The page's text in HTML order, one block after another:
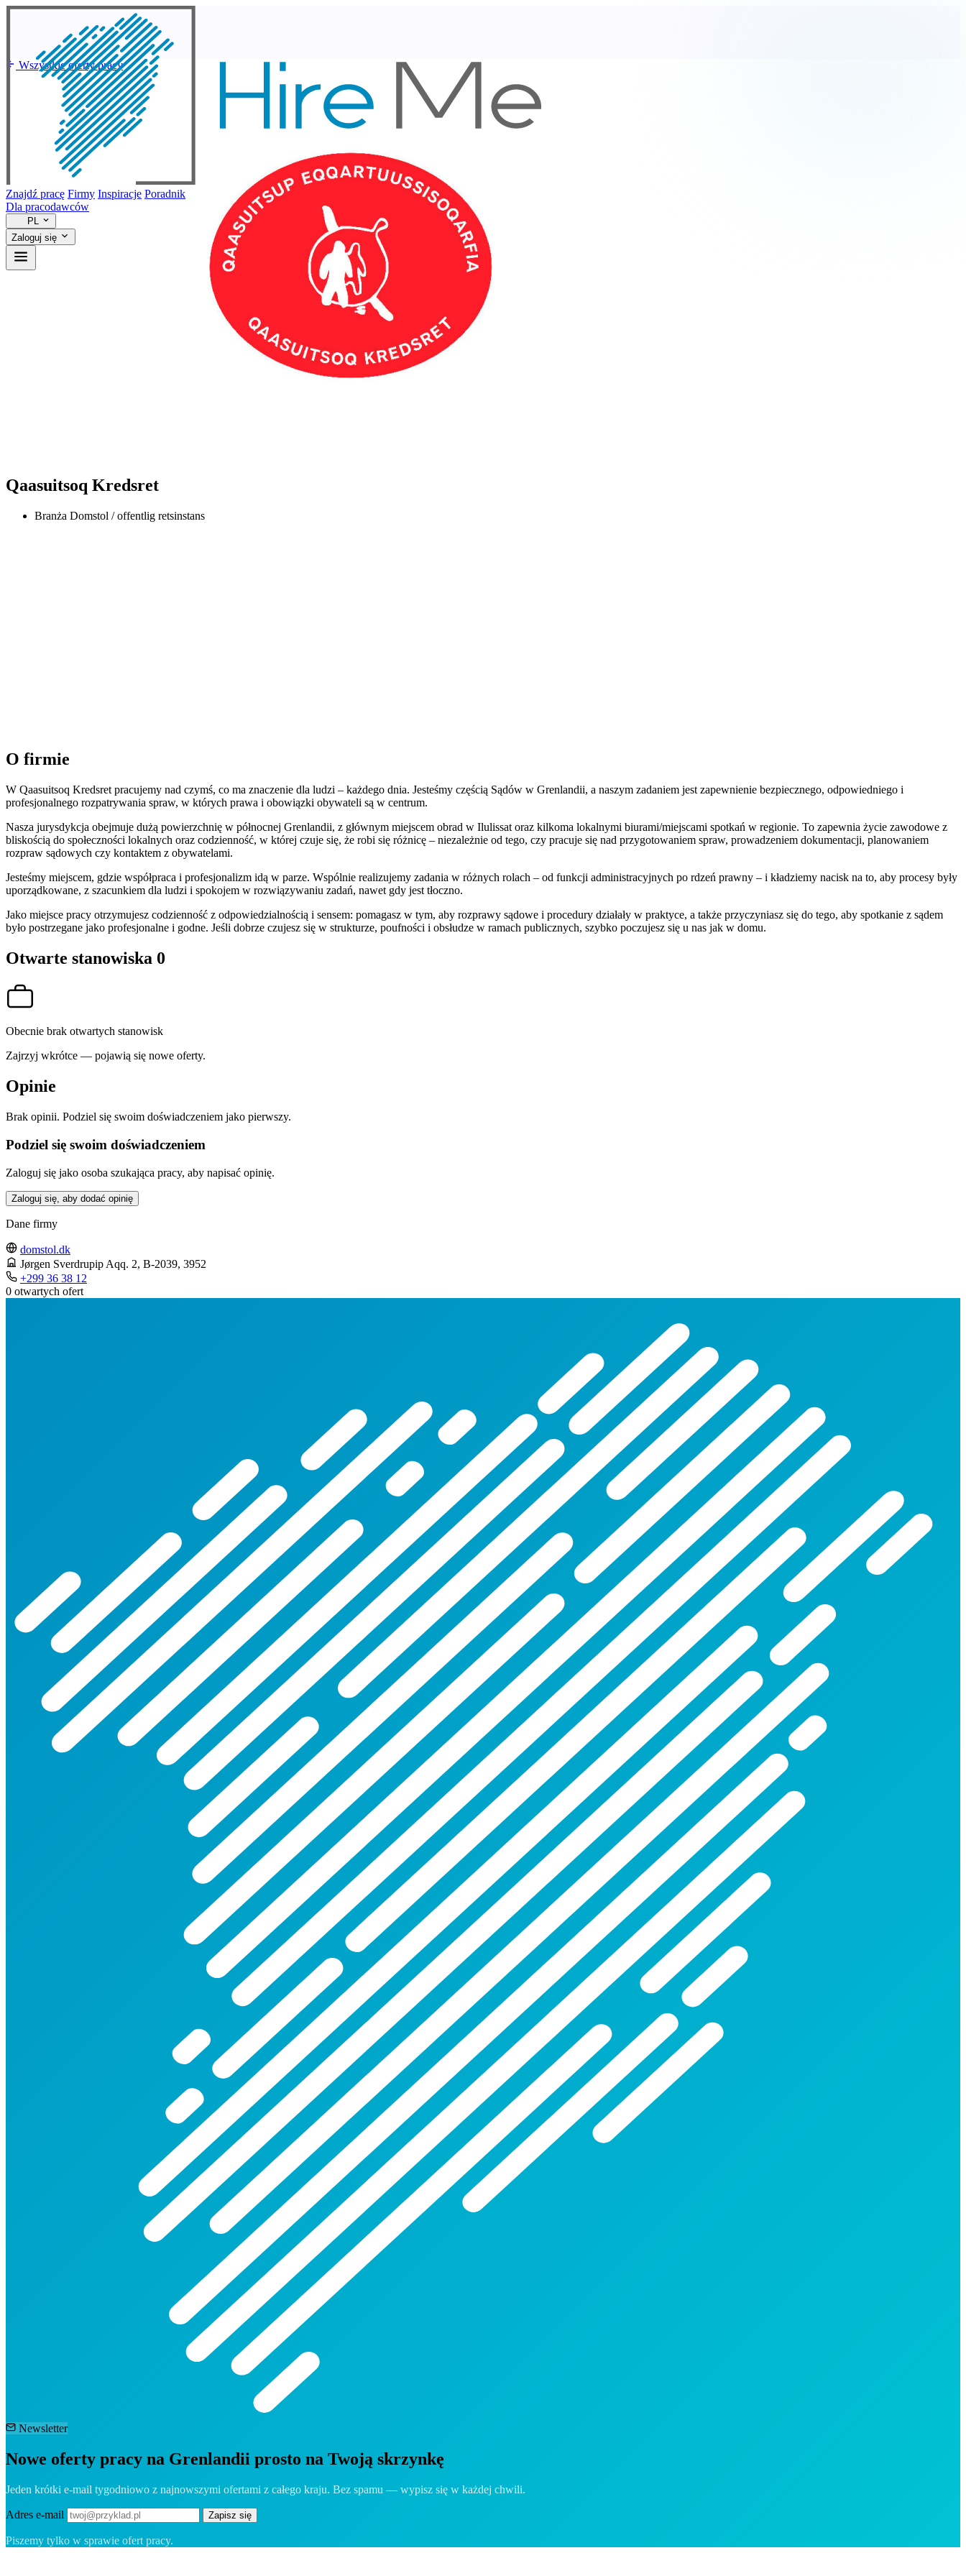
Znajdź pracę Firmy Inspiracje Poradnik
Dla pracodawców
PL
Zaloguj się
Wszystkie oferty pracy
Qaasuitsoq Kredsret
Branża Domstol / offentlig retsinstans
O firmie
W Qaasuitsoq Kredsret pracujemy nad czymś, co ma znaczenie dla ludzi – każdego dnia. Jesteśmy częścią Sądów w Grenlandii, a naszym zadaniem jest zapewnienie bezpiecznego, odpowiedniego i
profesjonalnego rozpatrywania spraw, w których prawa i obowiązki obywateli są w centrum.
Nasza jurysdykcja obejmuje dużą powierzchnię w północnej Grenlandii, z głównym miejscem obrad w Ilulissat oraz kilkoma lokalnymi biurami/miejscami spotkań w regionie. To zapewnia życie zawodowe z
bliskością do społeczności lokalnych oraz codzienność, w której czuje się, że robi się różnicę – niezależnie od tego, czy pracuje się nad przygotowaniem spraw, prowadzeniem dokumentacji, planowaniem
rozpraw sądowych czy kontaktem z obywatelami.
Jesteśmy miejscem, gdzie współpraca i profesjonalizm idą w parze. Wspólnie realizujemy zadania w różnych rolach – od funkcji administracyjnych po rdzeń prawny – i kładziemy nacisk na to, aby procesy były
uporządkowane, z szacunkiem dla ludzi i spokojem w rozwiązywaniu zadań, nawet gdy jest tłoczno.
Jako miejsce pracy otrzymujesz codzienność z odpowiedzialnością i sensem: pomagasz w tym, aby rozprawy sądowe i procedury działały w praktyce, a także przyczyniasz się do tego, aby spotkanie z sądem
było postrzegane jako profesjonalne i godne. Jeśli dobrze czujesz się w strukturze, poufności i obsłudze w ramach publicznych, szybko poczujesz się u nas jak w domu.
Otwarte stanowiska 0
Obecnie brak otwartych stanowisk
Zajrzyj wkrótce — pojawią się nowe oferty.
Opinie
Brak opinii. Podziel się swoim doświadczeniem jako pierwszy.
Podziel się swoim doświadczeniem
Zaloguj się jako osoba szukająca pracy, aby napisać opinię.
Zaloguj się, aby dodać opinię
Dane firmy
domstol.dk
Jørgen Sverdrupip Aqq. 2, B-2039, 3952
+299 36 38 12
0 otwartych ofert
Newsletter
Nowe oferty pracy na Grenlandii prosto na Twoją skrzynkę
Jeden krótki e-mail tygodniowo z najnowszymi ofertami z całego kraju. Bez spamu — wypisz się w każdej chwili.
Adres e-mail Zapisz się
Piszemy tylko w sprawie ofert pracy.